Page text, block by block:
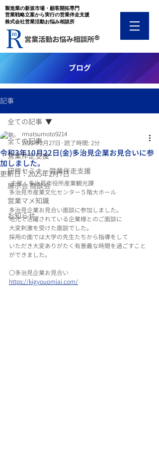
​製造業の新規市場・顧客開拓専門
​営業戦略立案から実行の営業伴走支援
​株式会社営業活動お悩み相談所
​ブログ
記事
全ての記事
営業伴走支援
研修セミナー営業伴走支援
展示会 商談会
営業マメ知識
お知らせ
全ての記事
令和3年10月22日(金)多治見企業お見合いに参
加しました。
rmatsumoto9214
2022年2月27日 読了時間: 2分
更新日：2025年2月7日
主催：多治見市役所産業観光課
多治見市産業文化センター５階大ホール
多治見企業お見合い面談に参加しました。
地元で活躍されている企業様とのご面談に
大変刺激を受けた面談でした。
採用の面では大学の先生たちから指導をして
いただき大変ありがたく有意義な時間を過ごすこと
ができました。
〇多治見企業お見合い
https://kigyouomiai.com/